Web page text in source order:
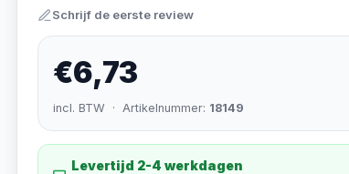
Schrijf de eerste review
€6,73
incl. BTW · Artikelnummer: 18149
Levertijd 2-4 werkdagen